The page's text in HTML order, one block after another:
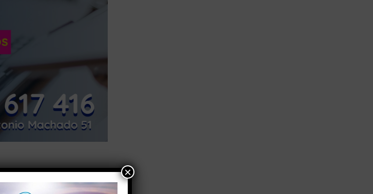
de Burdeos el
de noviembre, en el que
×